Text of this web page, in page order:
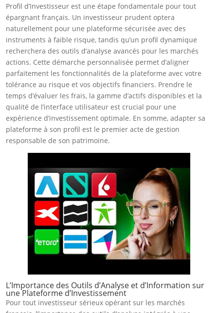
Profil d’Investisseur est une étape fondamentale pour tout
épargnant français. Un investisseur prudent optera
naturellement pour une plateforme sécurisée avec des
instruments à faible risque, tandis qu’un profil dynamique
recherchera des outils d’analyse avancés pour les marchés
actions. Cette démarche personnalisée permet d’aligner
parfaitement les fonctionnalités de la plateforme avec votre
tolérance au risque et vos objectifs financiers. Prendre le
temps d’évaluer les frais, la gamme d’actifs disponibles et la
qualité de l’interface utilisateur est crucial pour une
expérience d’investissement optimale. En somme, adapter sa
plateforme à son profil est le premier acte de gestion
responsable de son patrimoine.
L’Importance des Outils d’Analyse et d’Information sur
une Plateforme d’Investissement
Pour tout investisseur sérieux opérant sur les marchés